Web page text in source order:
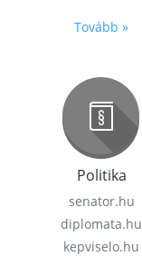
Tovább »
Politika
senator.hu
diplomata.hu
kepviselo.hu